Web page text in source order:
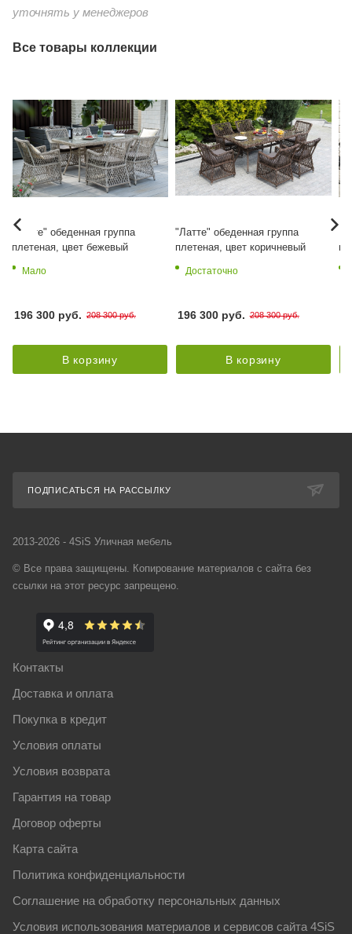
уточнять у менеджеров
Все товары коллекции
"Латте" обеденная группа
плетеная, цвет бежевый
Мало
196 300 руб. 208 300 руб.
В корзину
"Латте" обеденная группа
плетеная, цвет коричневый
Достаточно
196 300 руб. 208 300 руб.
В корзину
ПОДПИСАТЬСЯ НА РАССЫЛКУ
2013-2026 - 4SiS Уличная мебель
© Все права защищены. Копирование материалов с сайта без
ссылки на этот ресурс запрещено.
Контакты
Доставка и оплата
Покупка в кредит
Условия оплаты
Условия возврата
Гарантия на товар
Договор оферты
Карта сайта
Политика конфиденциальности
Соглашение на обработку персональных данных
Условия использования материалов и сервисов сайта 4SiS